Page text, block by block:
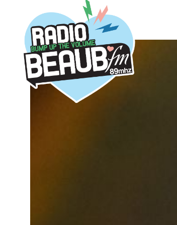
Panneau de gestion des cookies